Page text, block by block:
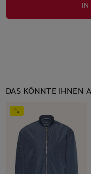
IN
DAS KÖNNTE IHNEN